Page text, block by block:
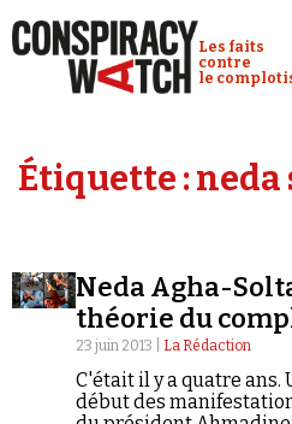
Conspiracy
Les faits
contre
le
Analyses
Vidéos
Émissions
Revues de
Étiquette :
Neda Agha-
théorie du
23 juin 2013 | La Rédaction
C'était il y a quatre ans.
début des